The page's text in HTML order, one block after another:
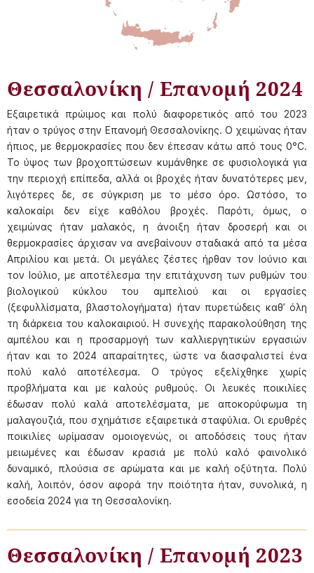
Θεσσαλονίκη / Επανομή 2024
Εξαιρετικά πρώιμος και πολύ διαφορετικός από του 2023
ήταν ο τρύγος στην Επανομή Θεσσαλονίκης. Ο χειμώνας ήταν
ήπιος, με θερμοκρασίες που δεν έπεσαν κάτω από τους 0°C.
Το ύψος των βροχοπτώσεων κυμάνθηκε σε φυσιολογικά για
την περιοχή επίπεδα, αλλά οι βροχές ήταν δυνατότερες μεν,
λιγότερες δε, σε σύγκριση με το μέσο όρο. Ωστόσο, το
καλοκαίρι δεν είχε καθόλου βροχές. Παρότι, όμως, ο
χειμώνας ήταν μαλακός, η άνοιξη ήταν δροσερή και οι
θερμοκρασίες άρχισαν να ανεβαίνουν σταδιακά από τα μέσα
Απριλίου και μετά. Οι μεγάλες ζέστες ήρθαν τον Ιούνιο και
τον Ιούλιο, με αποτέλεσμα την επιτάχυνση των ρυθμών του
βιολογικού κύκλου του αμπελιού και οι εργασίες
(ξεφυλλίσματα, βλαστολογήματα) ήταν πυρετώδεις καθ’ όλη
τη διάρκεια του καλοκαιριού. Η συνεχής παρακολούθηση της
αμπέλου και η προσαρμογή των καλλιεργητικών εργασιών
ήταν και το 2024 απαραίτητες, ώστε να διασφαλιστεί ένα
πολύ καλό αποτέλεσμα. Ο τρύγος εξελίχθηκε χωρίς
προβλήματα και με καλούς ρυθμούς. Οι λευκές ποικιλίες
έδωσαν πολύ καλά αποτελέσματα, με αποκορύφωμα τη
μαλαγουζιά, που σχημάτισε εξαιρετικά σταφύλια. Οι ερυθρές
ποικιλίες ωρίμασαν ομοιογενώς, οι αποδόσεις τους ήταν
μειωμένες και έδωσαν κρασιά με πολύ καλό φαινολικό
δυναμικό, πλούσια σε αρώματα και με καλή οξύτητα. Πολύ
καλή, λοιπόν, όσον αφορά την ποιότητα ήταν, συνολικά, η
εσοδεία 2024 για τη Θεσσαλονίκη.
Θεσσαλονίκη / Επανομή 2023